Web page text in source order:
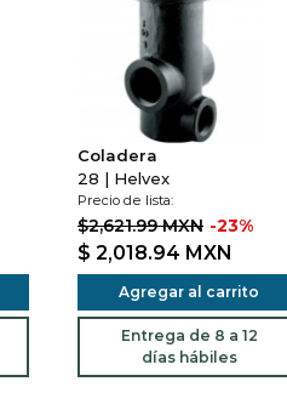
Coladera
28 | Helvex
Precio de lista:
$2,621.99 MXN -23%
$ 2,018.94 MXN
Agregar al carrito
Entrega de 8 a 12
días hábiles